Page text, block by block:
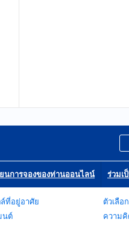
นการจองของท่านออนไลน์ ร่วมเ
ที่อยู่อาศัย
นต์
ตัวเลือ
ความคิ